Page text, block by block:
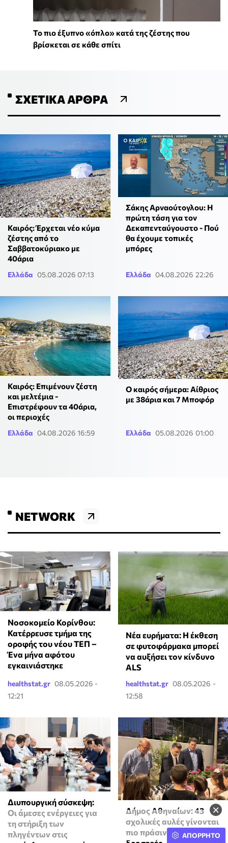
×
To πιο έξυπνο «όπλο» κατά της ζέστης που
βρίσκεται σε κάθε σπίτι
ΣΧΕΤΙΚΆ ΆΡΘΡΑ
Καιρός: Έρχεται νέο κύμα
ζέστης από το
Σαββατοκύριακο με
40άρια
Ελλάδα 05.08.2026 07:13
Σάκης Αρναούτογλου: Η
πρώτη τάση για τον
Δεκαπενταύγουστο - Πού
θα έχουμε τοπικές
μπόρες
Ελλάδα 04.08.2026 22:26
Καιρός: Επιμένουν ζέστη
και μελτέμια -
Επιστρέφουν τα 40άρια,
οι περιοχές
Ελλάδα 04.08.2026 16:59
Ο καιρός σήμερα: Αίθριος
με 38άρια και 7 Μποφόρ
Ελλάδα 05.08.2026 01:00
NETWORK
Νοσοκομείο Κορίνθου:
Κατέρρευσε τμήμα της
οροφής του νέου ΤΕΠ –
Ένα μήνα αφότου
εγκαινιάστηκε
healthstat.gr 08.05.2026 -
12:21
Νέα ευρήματα: Η έκθεση
σε φυτοφάρμακα μπορεί
να αυξήσει τον κίνδυνο
ALS
healthstat.gr 08.05.2026 -
12:58
Διυπουργική σύσκεψη:
Οι άμεσες ενέργειες για
τη στήριξη των
πληγέντων στις
Δήμος Αθηναίων: 43
σχολικές αυλές γίνονται
πιο πράσινες και πιο
ΑΠΟΡΡΗΤΟ